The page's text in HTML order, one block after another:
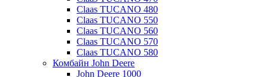
Claas TUCANO 480
Claas TUCANO 550
Claas TUCANO 560
Claas TUCANO 570
Claas TUCANO 580
Комбайн John Deere
John Deere 1000